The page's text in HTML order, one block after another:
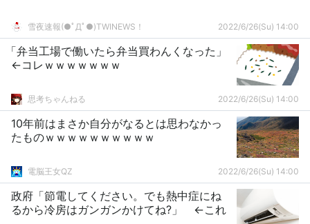
雪夜速報(●ﾟДﾟ●)TWINEWS！ 2022/6/26(Su) 14:00
「弁当工場で働いたら弁当買わんくなった」
←コレｗｗｗｗｗｗｗ
思考ちゃんねる 2022/6/26(Su) 14:00
10年前はまさか自分がなるとは思わなかっ
たものｗｗｗｗｗｗｗｗｗｗ
電脳王女QZ 2022/6/26(Su) 14:00
政府「節電してください。でも熱中症にね
るから冷房はガンガンかけてね?」 ←これ